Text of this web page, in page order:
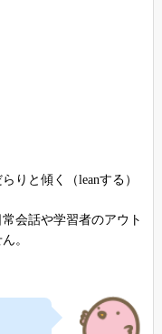
りと傾く（leanする）
会話や学習者のアウト
。